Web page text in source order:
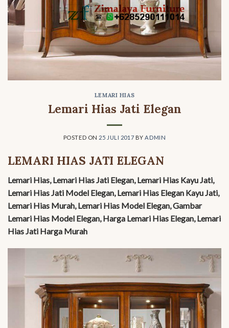
LEMARI HIAS
Lemari Hias Jati Elegan
POSTED ON 25 JULI 2017 BY ADMIN
LEMARI HIAS JATI ELEGAN
Lemari Hias, Lemari Hias Jati Elegan, Lemari Hias Kayu Jati,
Lemari Hias Jati Model Elegan, Lemari Hias Elegan Kayu Jati,
Lemari Hias Murah, Lemari Hias Model Elegan, Gambar
Lemari Hias Model Elegan, Harga Lemari Hias Elegan, Lemari
Hias Jati Harga Murah